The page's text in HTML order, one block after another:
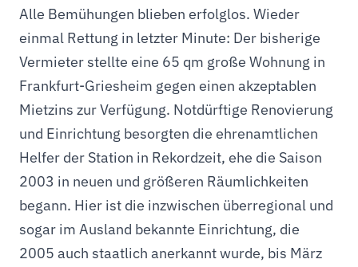
Alle Bemühungen blieben erfolglos. Wieder
einmal Rettung in letzter Minute: Der bisherige
Vermieter stellte eine 65 qm große Wohnung in
Frankfurt-Griesheim gegen einen akzeptablen
Mietzins zur Verfügung. Notdürftige Renovierung
und Einrichtung besorgten die ehrenamtlichen
Helfer der Station in Rekordzeit, ehe die Saison
2003 in neuen und größeren Räumlichkeiten
begann. Hier ist die inzwischen überregional und
sogar im Ausland bekannte Einrichtung, die
2005 auch staatlich anerkannt wurde, bis März